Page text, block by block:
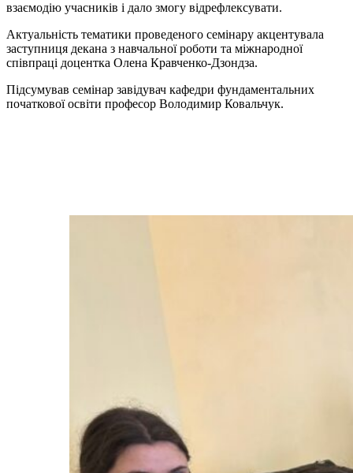
взаємодію учасників і дало змогу відрефлексувати.
Актуальність тематики проведеного семінару акцентувала
заступниця декана з навчальної роботи та міжнародної
співпраці доцентка Олена Кравченко-Дзондза.
Підсумував семінар завідувач кафедри фундаментальних
початкової освіти професор Володимир Ковальчук.